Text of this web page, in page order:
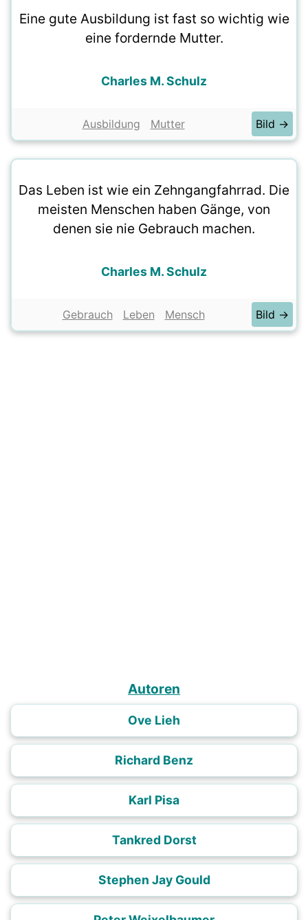
Eine gute Ausbildung ist fast so wichtig wie
eine fordernde Mutter.
Charles M. Schulz
Ausbildung Mutter Bild →
Das Leben ist wie ein Zehngangfahrrad. Die
meisten Menschen haben Gänge, von
denen sie nie Gebrauch machen.
Charles M. Schulz
Gebrauch Leben Mensch Bild →
Autoren
Ove Lieh
Richard Benz
Karl Pisa
Tankred Dorst
Stephen Jay Gould